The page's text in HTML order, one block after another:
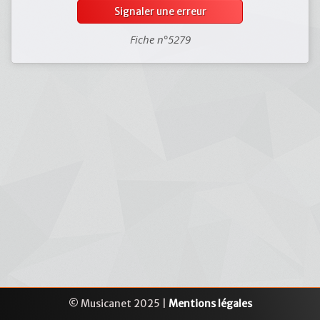
Signaler une erreur
Fiche n°5279
© Musicanet 2025 | Mentions légales